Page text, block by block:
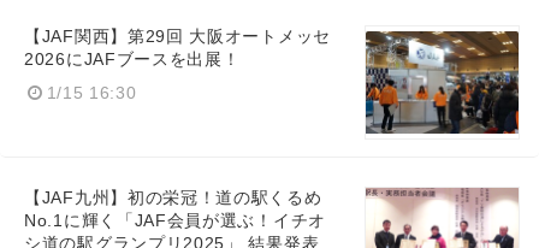
【JAF関西】第29回 大阪オートメッセ
2026にJAFブースを出展！
1/15 16:30
【JAF九州】初の栄冠！道の駅くるめ
No.1に輝く「JAF会員が選ぶ！イチオ
シ道の駅グランプリ2025」 結果発表